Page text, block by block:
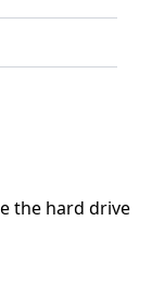
the hard drive